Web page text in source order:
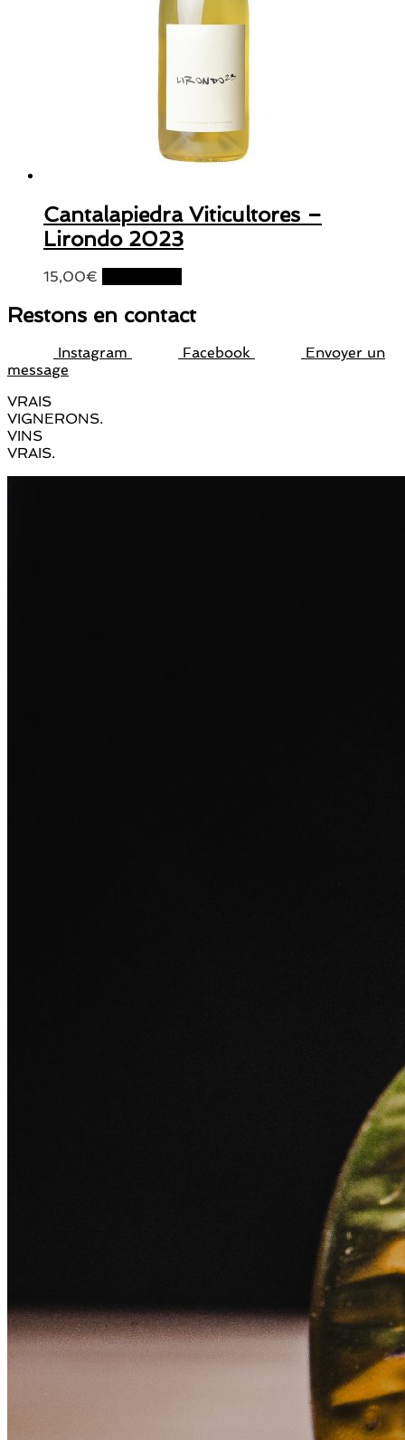
Cantalapiedra Viticultores –
Lirondo 2023
15,00€
Restons en contact
Instagram Facebook
Envoyer un
message
VRAIS
VIGNERONS.
VINS
VRAIS.